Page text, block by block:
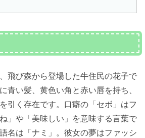
飛び森から登場した牛住民の花子で
青い髪、黄色い角と赤い唇を持ち、
引く存在です。口癖の「セボ」はフ
」や「美味しい」を意味する言葉で
名は「ナミ」。彼女の夢はファッシ